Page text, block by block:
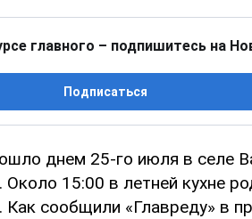
главного – подпишитесь на
Подписаться
днем 25-го июля в селе
15:00 в летней кухне
сообщили «Главреду» в